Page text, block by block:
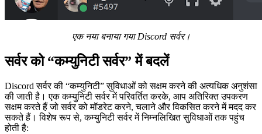
एक नया बनाया गया Discord सर्वर।
सर्वर को “कम्युनिटी सर्वर” में बदलें
Discord सर्वर की “कम्युनिटी” सुविधाओं को सक्षम करने की अत्यधिक अनुशंसा
की जाती है। एक कम्युनिटी सर्वर में परिवर्तित करके, आप अतिरिक्त उपकरण
सक्षम करते हैं जो सर्वर को मॉडरेट करने, चलाने और विकसित करने में मदद कर
सकते हैं। विशेष रूप से, कम्युनिटी सर्वर में निम्नलिखित सुविधाओं तक पहुंच
होती है: